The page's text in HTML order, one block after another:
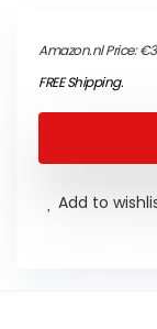
Amazon.nl Price:€
FREE Shipping.
Add to